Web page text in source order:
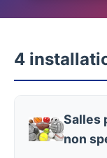
4
Salles
non